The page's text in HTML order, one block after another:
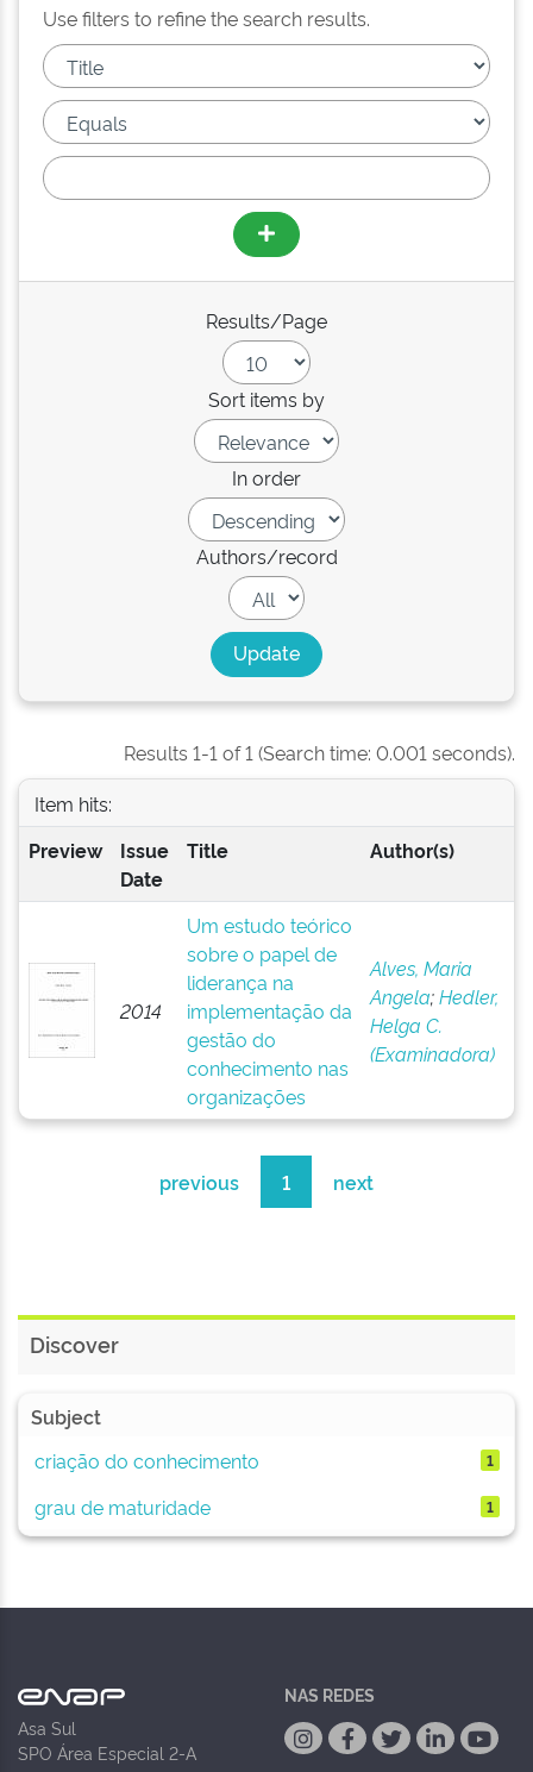
Use filters to refine the search results.
Results/Page
Sort items by
In order
Authors/record
Results 1-1 of 1 (Search time: 0.001 seconds).
Item hits:
Preview
Issue
Date
Title Author(s)
2014
Um estudo teórico
sobre o papel de
liderança na
implementação da
gestão do
conhecimento nas
organizações
Alves, Maria
Angela;Hedler,
Helga C.
(Examinadora)
previous 1 next
Discover
Subject
criação do conhecimento
1
grau de maturidade 1
Asa Sul
SPO Área Especial 2-A
NAS REDES